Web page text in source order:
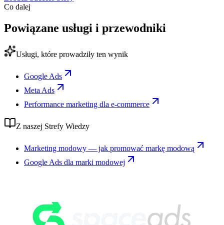
Co dalej
Powiązane usługi i przewodniki
Usługi, które prowadziły ten wynik
Google Ads
Meta Ads
Performance marketing dla e-commerce
Z naszej Strefy Wiedzy
Marketing modowy — jak promować markę modową
Google Ads dla marki modowej